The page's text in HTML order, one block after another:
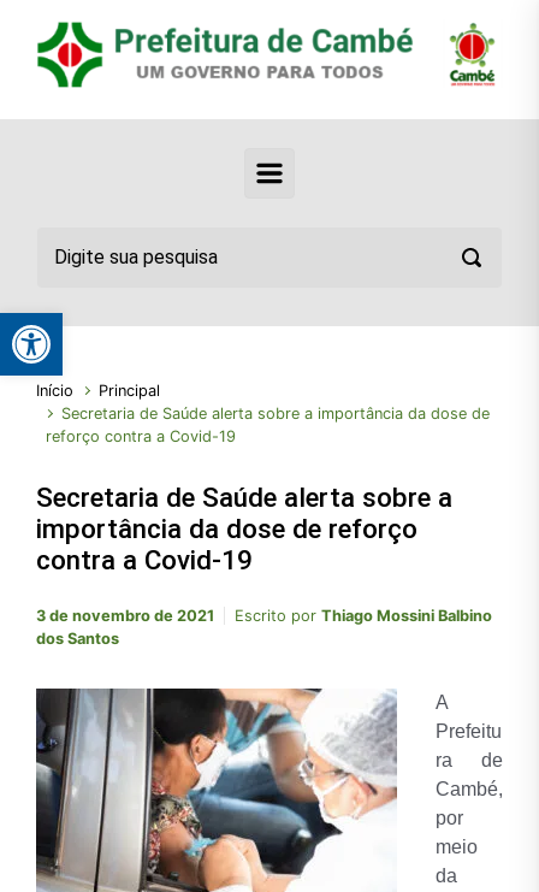
Início
Principal
Secretaria de Saúde alerta sobre a importância da dose de
reforço contra a Covid-19
Secretaria de Saúde alerta sobre a
importância da dose de reforço
contra a Covid-19
3 de novembro de 2021 Escrito por Thiago Mossini Balbino
dos Santos
A
Prefeitu
ra de
Cambé,
por
meio
da
Abrir a barra de ferramentas